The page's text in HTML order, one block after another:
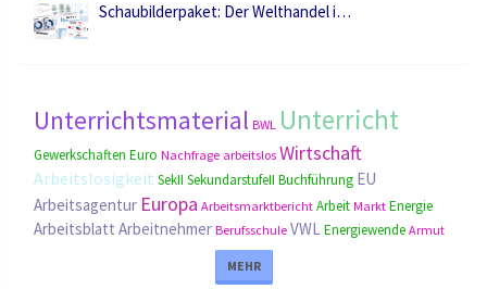
Schaubilderpaket: Der Welthandel i…
Unterrichtsmaterial BWL Unterricht
Gewerkschaften Euro Nachfrage arbeitslos Wirtschaft
Arbeitslosigkeit SekII SekundarstufeII Buchführung EU
Arbeitsagentur Europa Arbeitsmarktbericht Arbeit Markt Energie
Arbeitsblatt Arbeitnehmer Berufsschule VWLEnergiewende Armut
MEHR